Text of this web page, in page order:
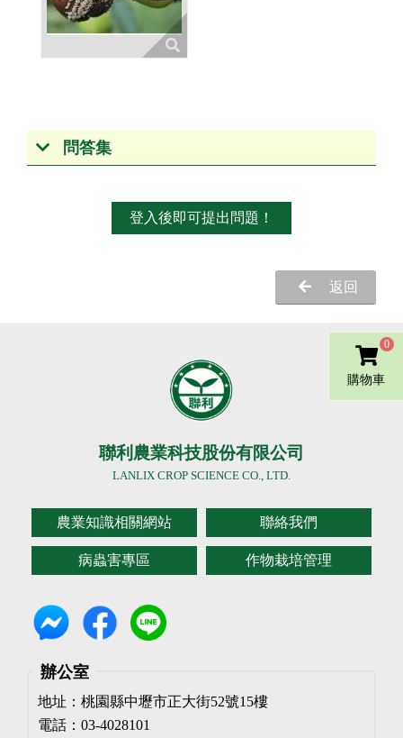
問答集
登入後即可提出問題！
返回
聯利農業科技股份有限公司
LANLIX CROP SCIENCE CO., LTD.
農業知識相關網站 聯絡我們
病蟲害專區 作物栽培管理
辦公室
地址：桃園縣中壢市正大街52號15樓
電話：03-4028101
0
購物車